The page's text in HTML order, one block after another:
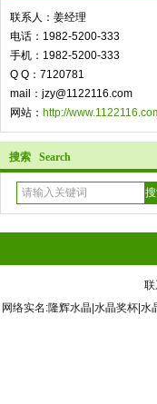
联系人：姜经理
电话：1982-5200-333
手机：1982-5200-333
Q Q：7120781
mail：jzy@1122116.com
网站： http://
搜索 Search
网络实名:隆辉水晶|水晶奖杯|